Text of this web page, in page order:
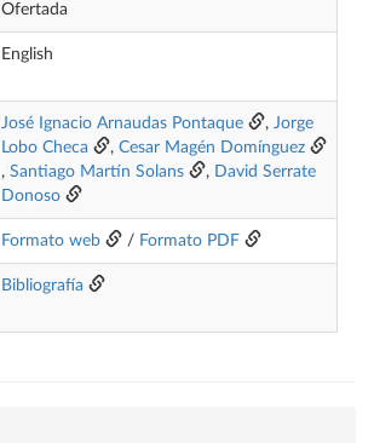
Ofertada
English
José Ignacio Arnaudas Pontaque , Jorge
Lobo Checa
, Cesar Magén Domínguez
, Santiago Martín Solans , David Serrate
Donoso
Formato web / Formato PDF
Bibliografía